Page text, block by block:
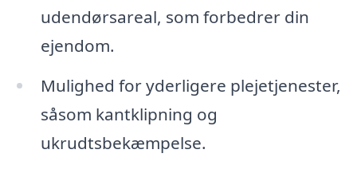
udendørsareal, som forbedrer din
ejendom.
Mulighed for yderligere plejetjenester,
såsom kantklipning og
ukrudtsbekæmpelse.